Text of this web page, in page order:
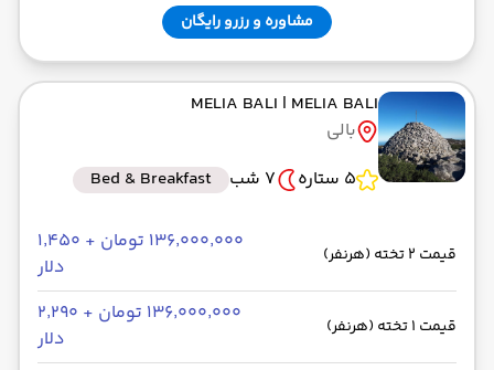
مشاوره و رزرو رایگان
MELIA BALI | MELIA BALI
بالی
5 ستاره
7 شب Bed & Breakfast
قیمت 2 تخته (هرنفر)
۱۳۶٬۰۰۰٬۰۰۰ تومان + ۱٬۴۵۰
دلار
قیمت 1 تخته (هرنفر)
۱۳۶٬۰۰۰٬۰۰۰ تومان + ۲٬۲۹۰
دلار